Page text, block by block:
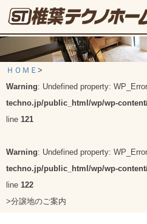
ＨＯＭＥ >
Warning: Undefined property:
techno.jp/public_html/wp/wp-
line 121
Warning: Undefined property:
techno.jp/public_html/wp/wp-
line 122
>分譲地のご案内